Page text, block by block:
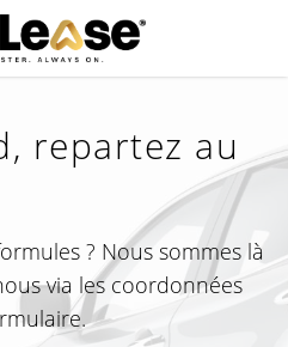
repartez au
? Nous sommes là
via les coordonnées